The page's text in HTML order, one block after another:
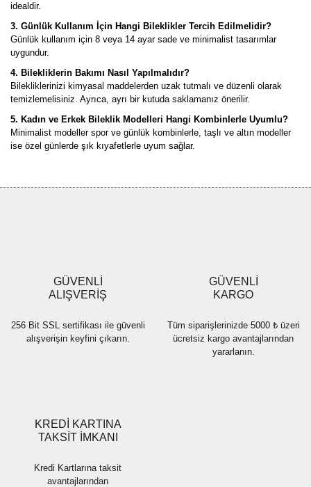
idealdir.
3. Günlük Kullanım İçin Hangi Bileklikler Tercih Edilmelidir?
Günlük kullanım için 8 veya 14 ayar sade ve minimalist tasarımlar
uygundur.
4. Bilekliklerin Bakımı Nasıl Yapılmalıdır?
Bilekliklerinizi kimyasal maddelerden uzak tutmalı ve düzenli olarak
temizlemelisiniz. Ayrıca, ayrı bir kutuda saklamanız önerilir.
5. Kadın ve Erkek Bileklik Modelleri Hangi Kombinlerle Uyumlu?
Minimalist modeller spor ve günlük kombinlerle, taşlı ve altın modeller
ise özel günlerde şık kıyafetlerle uyum sağlar.
GÜVENLİ
ALIŞVERİŞ
256 Bit SSL sertifikası ile güvenli
alışverişin keyfini çıkarın.
GÜVENLİ
KARGO
Tüm siparişlerinizde 5000 ₺ üzeri
ücretsiz kargo avantajlarından
yararlanın.
KREDİ KARTINA
TAKSİT İMKANI
Kredi Kartlarına taksit
avantajlarından